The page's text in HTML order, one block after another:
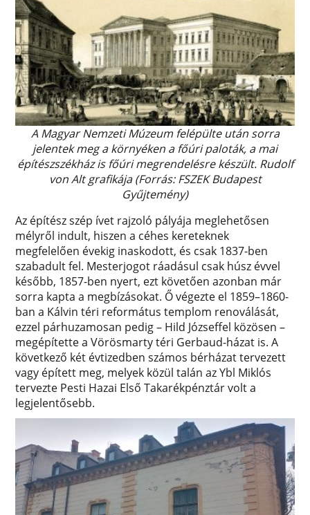
A Magyar Nemzeti Múzeum felépülte után sorra
jelentek meg a környéken a főúri paloták, a mai
építészszékház is főúri megrendelésre készült. Rudolf
von Alt grafikája (Forrás: FSZEK Budapest
Gyűjtemény)
Az építész szép ívet rajzoló pályája meglehetősen
mélyről indult, hiszen a céhes kereteknek
megfelelően évekig inaskodott, és csak 1837-ben
szabadult fel. Mesterjogot ráadásul csak húsz évvel
később, 1857-ben nyert, ezt követően azonban már
sorra kapta a megbízásokat. Ő végezte el 1859–1860-
ban a Kálvin téri református templom renoválását,
ezzel párhuzamosan pedig – Hild Józseffel közösen –
megépítette a Vörösmarty téri Gerbaud-házat is. A
következő két évtizedben számos bérházat tervezett
vagy épített meg, melyek közül talán az Ybl Miklós
tervezte Pesti Hazai Első Takarékpénztár volt a
legjelentősebb.